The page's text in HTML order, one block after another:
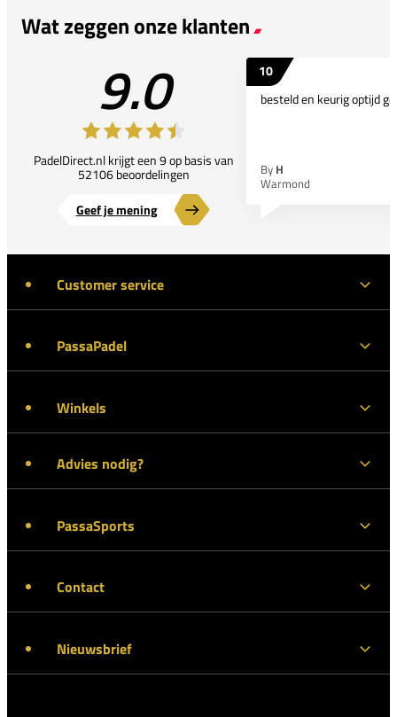
Wat zeggen onze klanten
9.0
PadelDirect.nl krijgt een 9 op basis van
52106 beoordelingen
Geef je mening
10
besteld en keurig optijd
By H
Warmond
Customer service
PassaPadel
Winkels
Advies nodig?
PassaSports
Contact
Nieuwsbrief